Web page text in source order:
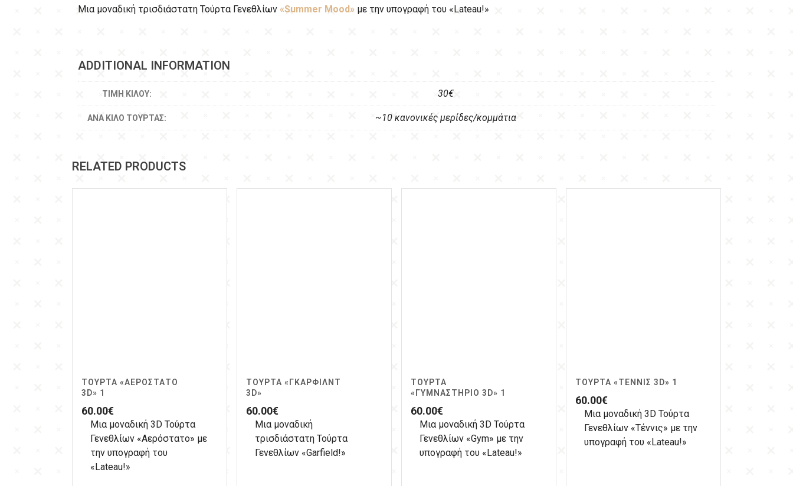
Μια μοναδική τρισδιάστατη Τούρτα Γενεθλίων «Summer Mood» με την υπογραφή του «Lateau!»
ADDITIONAL INFORMATION
ΤΙΜΉ ΚΙΛΟΎ: 30€
ΑΝΆ ΚΙΛΌ ΤΟΎΡΤΑΣ: ~10 κανονικές μερίδες/κομμάτια
RELATED PRODUCTS
ΤΟΎΡΤΑ «ΑΕΡΌΣΤΑΤΟ
3D» 1
60.00€
Μια μοναδική 3D Τούρτα
Γενεθλίων «Αερόστατο» με
την υπογραφή του
«Lateau!»
ΤΟΎΡΤΑ «ΓΚΆΡΦΙΛΝΤ
3D»
60.00€
Μια μοναδική
τρισδιάστατη Τούρτα
Γενεθλίων «Garfield!»
ΤΟΎΡΤΑ
«ΓΥΜΝΑΣΤΉΡΙΟ 3D» 1
60.00€
Μια μοναδική 3D Τούρτα
Γενεθλίων «Gym» με την
υπογραφή του «Lateau!»
ΤΟΎΡΤΑ «ΤΈΝΝΙΣ 3D» 1
60.00€
Μια μοναδική 3D Τούρτα
Γενεθλίων «Τέννις» με την
υπογραφή του «Lateau!»